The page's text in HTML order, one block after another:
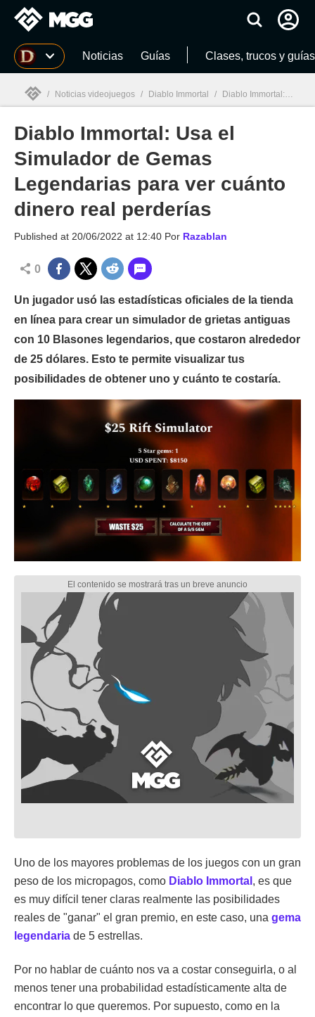
MGG Noticias Guías Clases, trucos y guías
MGG
/ Noticias videojuegos / Diablo Immortal / Diablo Immortal: Usa el Simulador de Gemas Legendarias para ver cuánto dinero real perderías
Diablo Immortal: Usa el
Simulador de Gemas
Legendarias para ver cuánto
dinero real perderías
Published at 20/06/2022 at 12:40 Por Razablan
0
Un jugador usó las estadísticas oficiales de la tienda
en línea para crear un simulador de grietas antiguas
con 10 Blasones legendarios, que costaron alrededor
de 25 dólares. Esto te permite visualizar tus
posibilidades de obtener uno y cuánto te costaría.
Uno de los mayores problemas de los juegos con un gran
peso de los micropagos, como Diablo Immortal , es que
es muy difícil tener claras realmente las posibilidades
reales de "ganar" el gran premio, en este caso, una gema
legendaria de 5 estrellas.
Por no hablar de cuánto nos va a costar conseguirla, o al
menos tener una probabilidad estadísticamente alta de
encontrar lo que queremos. Por supuesto, como en la